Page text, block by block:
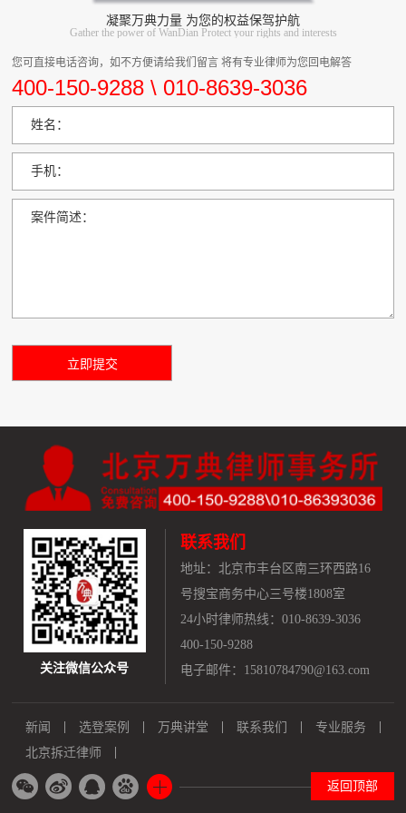
凝聚万典力量 为您的权益保驾护航
Gather the power of WanDian Protect your rights and interests
您可直接电话咨询，如不方便请给我们留言 将有专业律师为您回电解答
400-150-9288 \ 010-8639-3036
姓名：
手机：
案件简述：
关注微信公众号
联系我们
地址： 北京市丰台区南三环西路16
号搜宝商务中心三号楼1808室
24小时律师热线：010-8639-3036
400-150-9288
电子邮件：15810784790@163.com
新闻 选登案例 万典讲堂 联系我们
专业服务
北京拆迁律师
返回顶部